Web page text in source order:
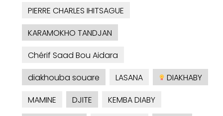
PIERRE CHARLES IHITSAGUE
KARAMOKHO TANDJAN
Chérif Saad Bou Aidara
diakhouba souare
LASANA
DIAKHABY
MAMINE
DJITE
KEMBA DIABY